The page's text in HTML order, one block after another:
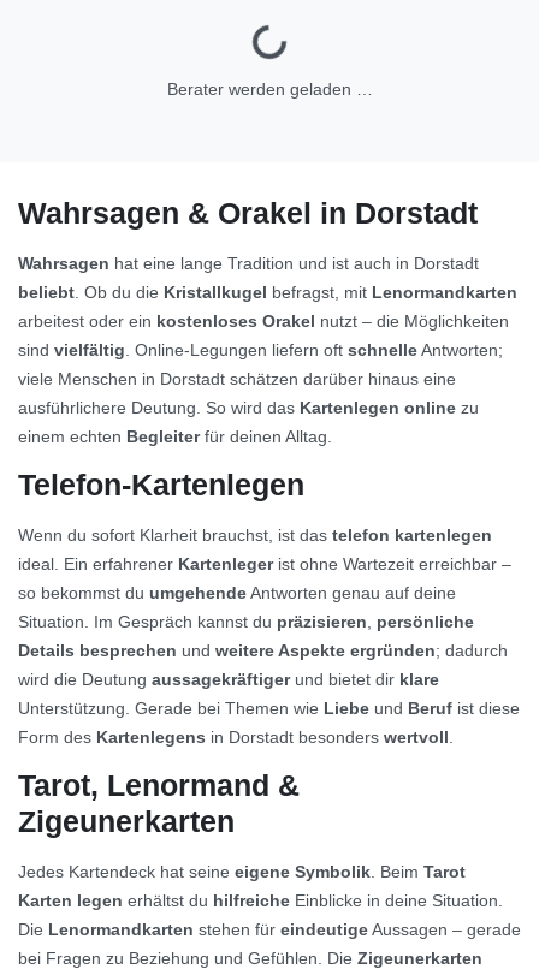
Berater werden geladen …
Wahrsagen & Orakel in Dorstadt
Wahrsagen hat eine lange Tradition und ist auch in Dorstadt
beliebt . Ob du die Kristallkugel befragst, mit Lenormandkarten
arbeitest oder ein kostenloses Orakel nutzt – die Möglichkeiten
sind vielfältig . Online-Legungen liefern oft schnelleAntworten;
viele Menschen in Dorstadt schätzen darüber hinaus eine
ausführlichere Deutung. So wird das Kartenlegen online zu
einem echten Begleiterfür deinen Alltag.
Telefon-Kartenlegen
Wenn du sofort Klarheit brauchst, ist das telefon kartenlegen
ideal. Ein erfahrener Kartenlegerist ohne Wartezeit erreichbar –
so bekommst du umgehendeAntworten genau auf deine
Situation. Im Gespräch kannst du präzisieren
persönliche
Details besprechen und weitere Aspekte ergründen; dadurch
wird die Deutung aussagekräftigerund bietet dir klare
Unterstützung. Gerade bei Themen wie Liebe und Beruf ist diese
Form des Kartenlegens in Dorstadt besonders wertvoll
Tarot, Lenormand &
Zigeunerkarten
Jedes Kartendeck hat seine eigene Symbolik . Beim Tarot
Karten legen erhältst du hilfreiche Einblicke in deine Situation.
Die Lenormandkarten stehen für eindeutigeAussagen – gerade
bei Fragen zu Beziehung und Gefühlen. Die Zigeunerkarten